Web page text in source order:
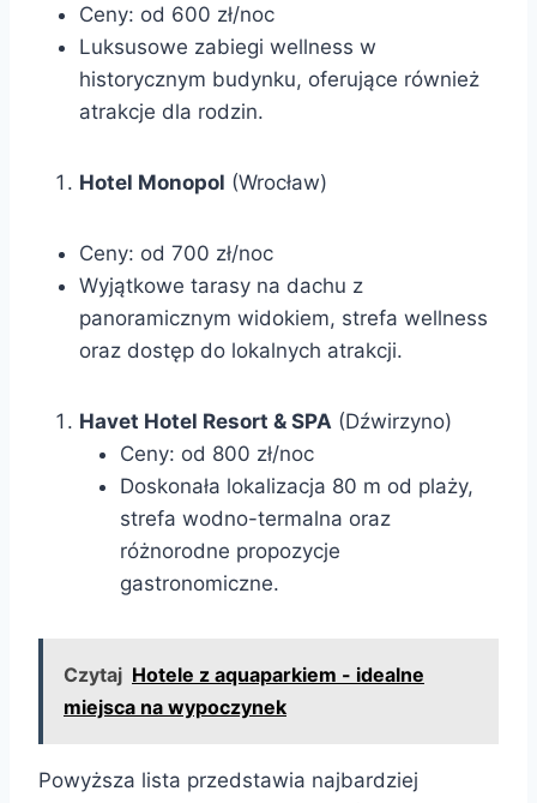
Ceny: od 600 zł/noc
Luksusowe zabiegi wellness w
historycznym budynku, oferujące również
atrakcje dla rodzin.
Hotel Monopol (Wrocław)
Ceny: od 700 zł/noc
Wyjątkowe tarasy na dachu z
panoramicznym widokiem, strefa wellness
oraz dostęp do lokalnych atrakcji.
Havet Hotel Resort & SPA (Dźwirzyno)
Ceny: od 800 zł/noc
Doskonała lokalizacja 80 m od plaży,
strefa wodno-termalna oraz
różnorodne propozycje
gastronomiczne.
Czytaj Hotele z aquaparkiem - idealne
miejsca na wypoczynek
Powyższa lista przedstawia najbardziej